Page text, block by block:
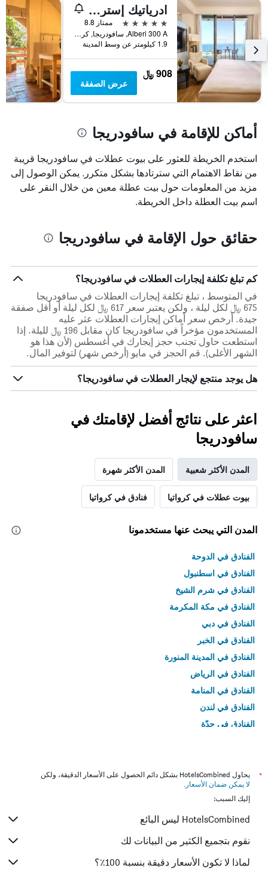
ادرياتيك إستريا ريزورت أوبريتد باي مينور هوتلز
5 نجوم
ممتاز 8.8
Alberi 300 A, سافودريجا, كرواتيا
1.9 كيلومتر عن وسط المدينة
908 ﷼
عرض الصفقة
أماكن للإقامة في سافودريجا
استخدم الخريطة للعثور على بيوت عطلات في سافودريجا قريبة
من نقاط الاهتمام التي سترتادها بشكل متكرر. يمكن الوصول إلى
مزيد من المعلومات حول بيت عطلة معين من خلال النقر على
اسم بيت العطلة داخل الخريطة.
حقائق حول الإقامة في سافودريجا
كم تبلغ تكلفة إيجارات العطلات في سافودريجا؟
في المتوسط ، تبلغ تكلفة إيجارات العطلات في سافودريجا
675 ﷼ لكل ليلة ، ولكن يعتبر سعر 617 ﷼ لكل ليلة أو أقل صفقة
جيدة. أرخص سعر أماكن إيجارات العطلات عثر عليه
المستخدمون مؤخراً في سافودريجا كان مقابل 196 ﷼ لليلة. إذا
استطعت حاول تجنب حجز إيجارك في أغسطس (لأن هذا هو
الشهر الأغلى). قم الحجز في مايو (أرخص شهر) لتوفير المال.
هل يوجد منتجع لإيجار العطلات في سافودريجا؟
اعثر على نتائج أفضل لإقامتك في
سافودريجا
المدن الأكثر شعبية المدن الأكثر شهرة
بيوت عطلات في كرواتيا فنادق في كرواتيا
المدن التي يبحث عنها مستخدمونا
الفنادق في الدوحة
الفنادق في اسطنبول
الفنادق في شرم الشيخ
الفنادق في مكة المكرمة
الفنادق في دبي
الفنادق في الخبر
الفنادق في المدينة المنورة
الفنادق في الرياض
الفنادق في المنامة
الفنادق في لندن
الفنادق في جدّة
*
يحاول HotelsCombined بشكل دائم الحصول على الأسعار الدقيقة، ولكن
لا يمكن ضمان الأسعار .
إليك السبب:
HotelsCombined ليس البائع
نقوم بتجميع الكثير من البيانات لك
لماذا لا تكون الأسعار دقيقة بنسبة 100٪؟